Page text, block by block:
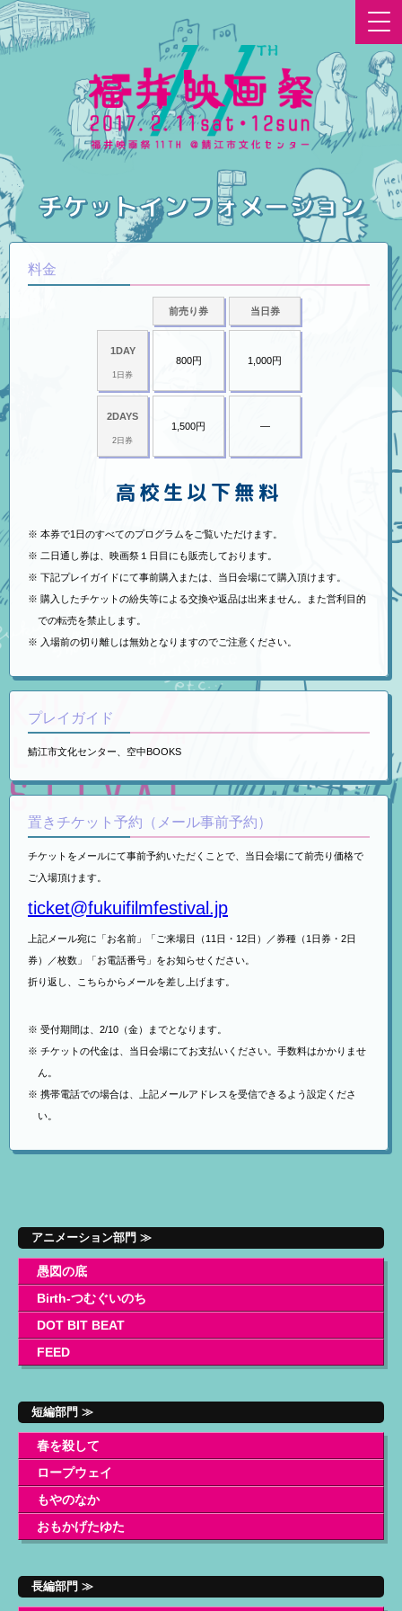
チケットインフォメーション
料金
前売り券 当日券
1DAY
1日券
800円 1,000円
2DAYS
2日券
1,500円 ―
高校生以下無料
本券で1日のすべてのプログラムをご覧いただけます。
二日通し券は、映画祭１日目にも販売しております。
下記プレイガイドにて事前購入または、当日会場にて購入頂けます。
購入したチケットの紛失等による交換や返品は出来ません。また営利目的
での転売を禁止します。
入場前の切り離しは無効となりますのでご注意ください。
プレイガイド
鯖江市文化センター、空中BOOKS
置きチケット予約（メール事前予約）
チケットをメールにて事前予約いただくことで、当日会場にて前売り価格で
ご入場頂けます。
ticket@fukuifilmfestival.jp
上記メール宛に「お名前」「ご来場日（11日・12日）／券種（1日券・2日
券）／枚数」「お電話番号」をお知らせください。
折り返し、こちらからメールを差し上げます。
受付期間は、2/10（金）までとなります。
チケットの代金は、当日会場にてお支払いください。手数料はかかりませ
ん。
携帯電話での場合は、上記メールアドレスを受信できるよう設定くださ
い。
アニメーション部門 ≫
愚図の底
Birth-つむぐいのち
DOT BIT BEAT
FEED
短編部門 ≫
春を殺して
ロープウェイ
もやのなか
おもかげたゆた
長編部門 ≫